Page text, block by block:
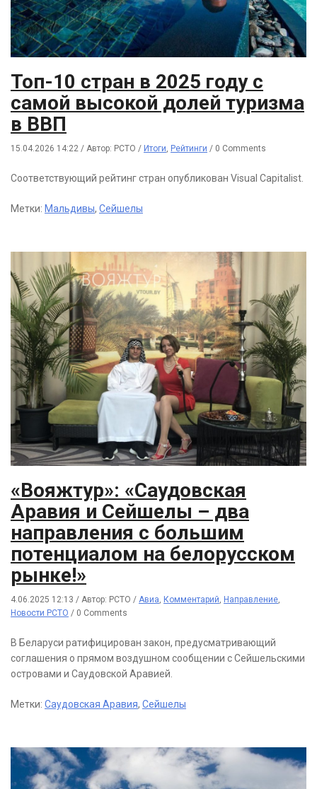
Топ-10 стран в 2025 году с
самой высокой долей туризма
в ВВП
15.04.2026 14:22 / Автор: РСТО / Итоги, Рейтинги / 0 Comments
Соответствующий рейтинг стран опубликован Visual Capitalist.
Метки: Мальдивы, Сейшелы
«Вояжтур»: «Саудовская
Аравия и Сейшелы – два
направления с большим
потенциалом на белорусском
рынке!»
4.06.2025 12:13 / Автор: РСТО / Авиа Комментарий Направление
Новости РСТО / 0 Comments
В Беларуси ратифицирован закон, предусматривающий
соглашения о прямом воздушном сообщении с Сейшельскими
островами и Саудовской Аравией.
Метки: Саудовская Аравия, Сейшелы